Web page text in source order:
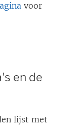
voor
en de
lijst met